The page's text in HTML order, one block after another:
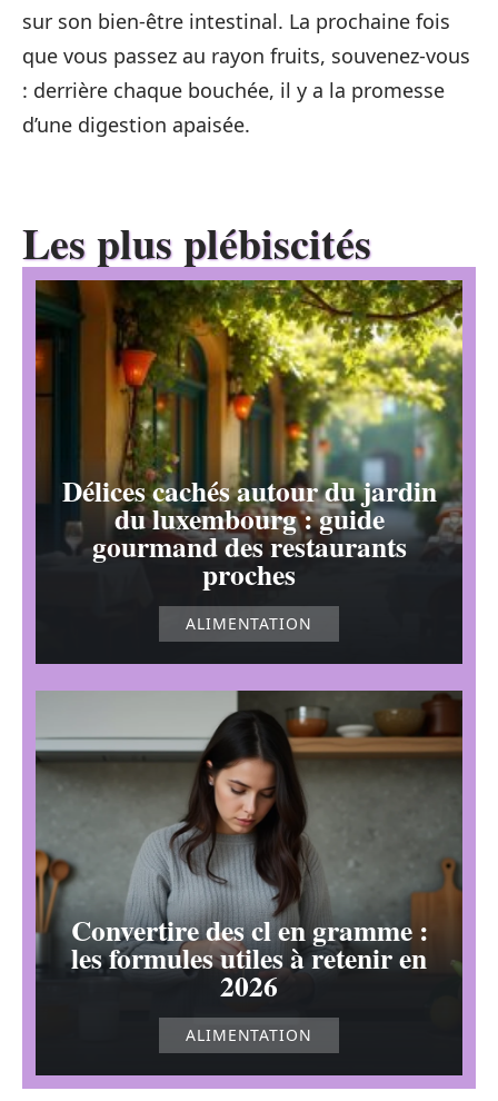
sur son bien-être intestinal. La prochaine fois
que vous passez au rayon fruits, souvenez-vous
: derrière chaque bouchée, il y a la promesse
d’une digestion apaisée.
Les plus plébiscités
Délices cachés autour du jardin
du luxembourg : guide
gourmand des restaurants
proches
ALIMENTATION
Convertire des cl en gramme :
les formules utiles à retenir en
2026
ALIMENTATION